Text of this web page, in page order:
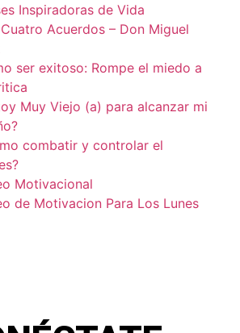
Inspiradoras de Vida
Acuerdos – Don Miguel
ser exitoso: Rompe el miedo a
Muy Viejo (a) para alcanzar mi
combatir y controlar el
Motivacional
de Motivacion Para Los Lunes